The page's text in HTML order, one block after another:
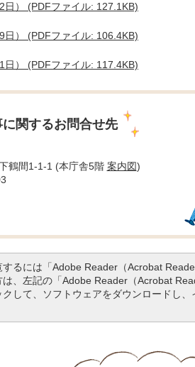
） (PDFファイル: 127.1KB)
） (PDFファイル: 106.4KB)
） (PDFファイル: 117.4KB)
に関するお問合せ先
鶴間1-1-1 (本庁舎5階 案内図)
するには「Adobe Reader（Acrobat
、左記の「Adobe Reader（Acrobat
して、ソフトウェアをダウンロードし、